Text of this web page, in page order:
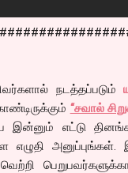
நடத்தப்படும்
“சவால்
இன்னும் எட்டு
எழுதி அனுப்புங்கள்.